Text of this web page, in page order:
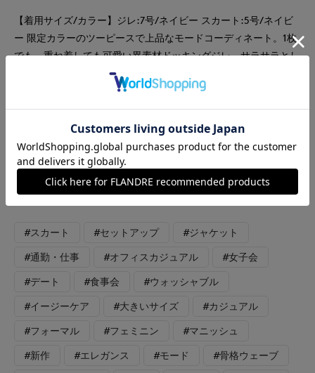
【着用サイズ/カラー】ジレ:7号/ネイビー スカート:5号/ネイビ
ー 限定カラーのツーピースで上品なモードコーディネート。1枚
でも、重ね着しても可愛い異素材ドッキングジレ。サラサラとし
たシワになりにくいの生地なので着心地も◎ カットソーと重ね
着しても大丈夫なピタッとなりすぎないサイズ感です。いつもの
サイズで大丈夫です。スカートはふわっとなりすぎないバルーン
シルエット。広がりすぎないAラインシルエットに見えるのでコ
ーディネートがしやすいなと思いました。ウエストの幅が細めな
ので少しコンパクトサイズに感じます。インをするとピッタリと
なるので余裕が欲しい方は1サイズ大きめでも良いかと思いま
す。
#スカート #セットアップ #ジャケット
#通勤・仕事 #オフィスカジュアル #女子会
#デート #食事会 #ウォッシャブル
#イージーケア #大きいサイズ #カジュアル
#フォーマル #フェミニン #マニッシュ
#新作 #エレガンス #モード #骨格ウェーブ